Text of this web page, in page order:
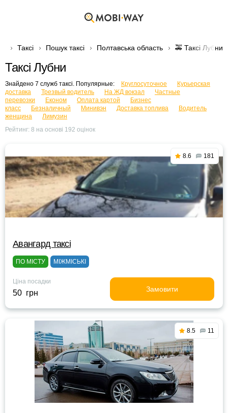
Таксі Пошук таксі Полтавська область 🚕 Таксі Лубни
Таксі Лубни
Знайдено 7 служб таксі. Популярные: Круглосуточное
Курьерская
доставка
Трезвый водитель На ЖД вокзал
Частные
перевозки
Економ Оплата картой
Бизнес
класс
Безналичный Минивэн Доставка топлива
Водитель
женщина
Лимузин
Рейтинг: 8 на основі 192 оцінок
8.6 181
Авангард таксі
ПО МІСТУ МІЖМІСЬКІ
Ціна посадки
50 грн Замовити
8.5 11